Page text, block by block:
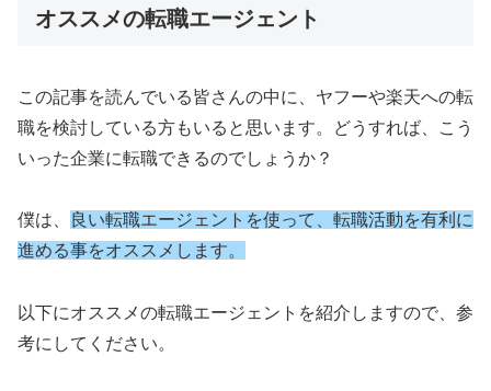
オススメの転職エージェント
この記事を読んでいる皆さんの中に、ヤフーや楽天への転
職を検討している方もいると思います。どうすれば、こう
いった企業に転職できるのでしょうか？
僕は、
良い転職エージェントを使って、転職活動を有利に
進める事をオススメします。
以下にオススメの転職エージェントを紹介しますので、参
考にしてください。